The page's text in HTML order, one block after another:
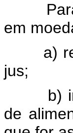
em
a)
jus;
b)
de